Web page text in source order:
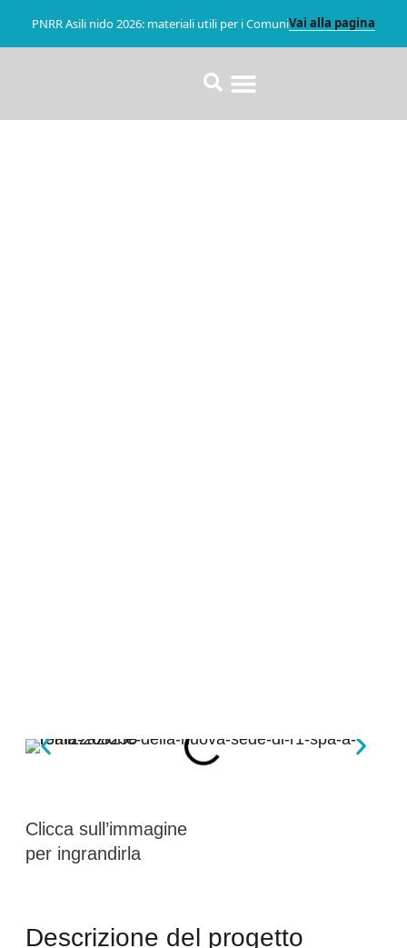
PNRR Asili nido 2026: materiali utili per i ComuniVai alla pagina
Clicca sull’immagine
per ingrandirla
Descrizione del progetto